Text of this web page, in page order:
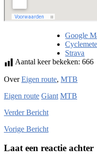
Google
Strava
Aantal keer bekeken: 666
OverEigen route, MTB
Eigen route Giant MTB
VerderBericht
Vorige Bericht
Laat een reactie achter